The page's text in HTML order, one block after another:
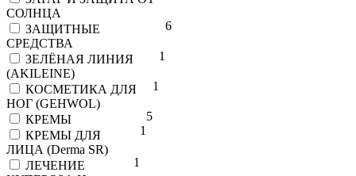
СОЛНЦА
6
ЗАЩИТНЫЕ
СРЕДСТВА
1
ЗЕЛЁНАЯ ЛИНИЯ
(AKILEINE)
1
КОСМЕТИКА ДЛЯ
НОГ (GEHWOL)
5
КРЕМЫ
1
КРЕМЫ ДЛЯ
ЛИЦА (Derma SR)
1
ЛЕЧЕНИЕ